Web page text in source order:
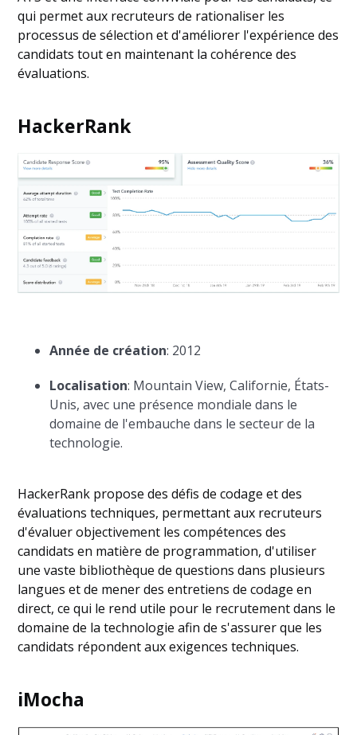
qui permet aux recruteurs de rationaliser les
processus de sélection et d'améliorer l'expérience des
candidats tout en maintenant la cohérence des
évaluations.
HackerRank
Année de création: 2012
Localisation: Mountain View, Californie, États-
Unis, avec une présence mondiale dans le
domaine de l'embauche dans le secteur de la
technologie.
HackerRank propose des défis de codage et des
évaluations techniques, permettant aux recruteurs
d'évaluer objectivement les compétences des
candidats en matière de programmation, d'utiliser
une vaste bibliothèque de questions dans plusieurs
langues et de mener des entretiens de codage en
direct, ce qui le rend utile pour le recrutement dans le
domaine de la technologie afin de s'assurer que les
candidats répondent aux exigences techniques.
iMocha